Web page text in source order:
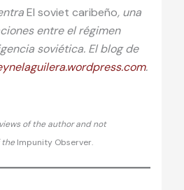
El soviet caribeño, una
entre el régimen
soviética. El blog de
.
of the author and not
the Impunity Observer.